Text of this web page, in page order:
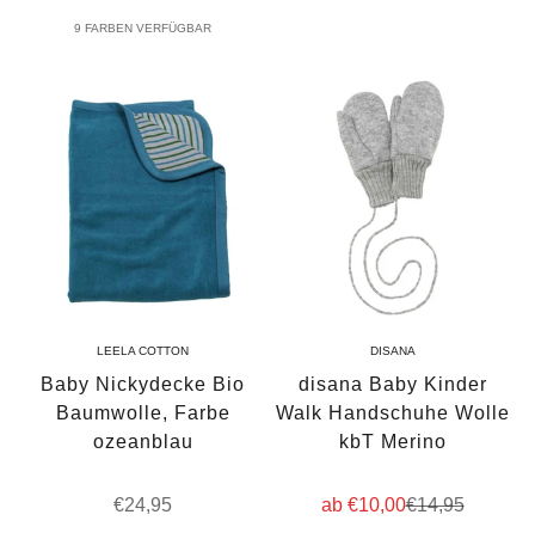
9 FARBEN VERFÜGBAR
LEELA COTTON
Baby Nickydecke Bio
Baumwolle, Farbe
ozeanblau
Angebot
€24,95
DISANA
disana Baby Kinder
Walk Handschuhe Wolle
kbT Merino
Angebot
ab €10,00Regulärer
€14,95